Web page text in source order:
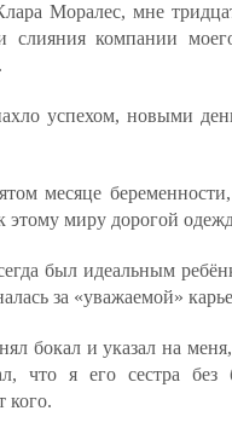
Моралес, мне
слияния компании
успехом, новыми
месяце
этому миру дорогой
был идеальным
за «уважаемой»
бокал и указал на
что я его сестра
кого.